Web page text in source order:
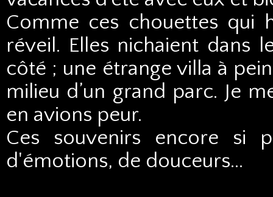
Comme ces chouettes qui
réveil. Elles nichaient dans
côté ; une étrange villa à
milieu d’un grand parc. Je
en avions peur.
Ces souvenirs encore si
d'émotions, de douceurs…